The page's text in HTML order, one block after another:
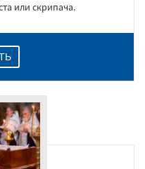
или скрипача.